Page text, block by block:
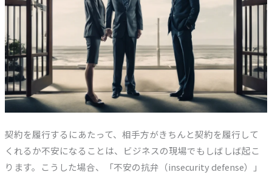
契約を履行するにあたって、相手方がきちんと契約を履行して
くれるか不安になることは、ビジネスの現場でもしばしば起こ
ります。こうした場合、「不安の抗弁（insecurity defense）」